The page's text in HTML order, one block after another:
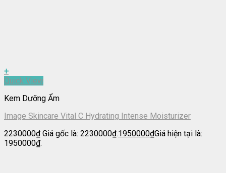
+
Quick View
Kem Dưỡng Ẩm
Image Skincare Vital C Hydrating Intense Moisturizer
2230000₫ Giá gốc là: 2230000₫.1950000₫Giá hiện tại là:
1950000₫.